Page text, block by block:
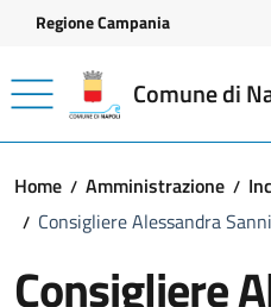
Vai ai contenuti
Vai al footer
Regione Campania
Comune di
Home Amministrazione
Consigliere Alessandra
Consigliere